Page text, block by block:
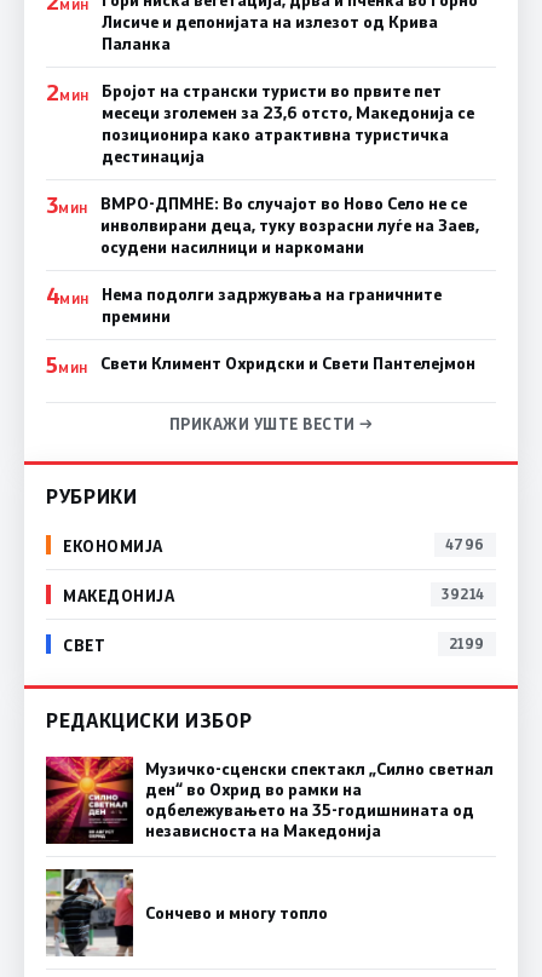
МИН
Лисиче и депонијата на излезот од Крива
Паланка
2МИН
Бројот на странски туристи во првите пет
месеци зголемен за 23,6 отсто, Македонија се
позиционира како атрактивна туристичка
дестинација
3МИН
ВМРО-ДПМНЕ: Во случајот во Ново Село не се
инволвирани деца, туку возрасни луѓе на Заев,
осудени насилници и наркомани
4МИН
Нема подолги задржувања на граничните
премини
5МИН Свети Климент Охридски и Свети Пантелејмон
ПРИКАЖИ УШТЕ ВЕСТИ →
РУБРИКИ
ЕКОНОМИЈА 4796
МАКЕДОНИЈА 39214
СВЕТ 2199
РЕДАКЦИСКИ ИЗБОР
Музичко-сценски спектакл „Силно светнал
ден“ во Охрид во рамки на
одбележувањето на 35-годишнината од
независноста на Македонија
Сончево и многу топло